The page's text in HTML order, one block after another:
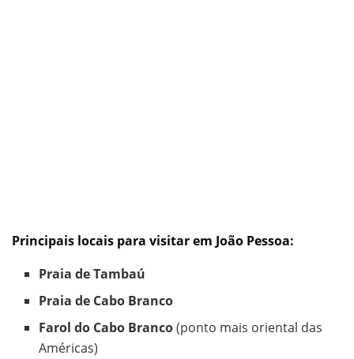
Principais locais para visitar em João Pessoa:
Praia de Tambaú
Praia de Cabo Branco
Farol do Cabo Branco(ponto mais oriental das
Américas)